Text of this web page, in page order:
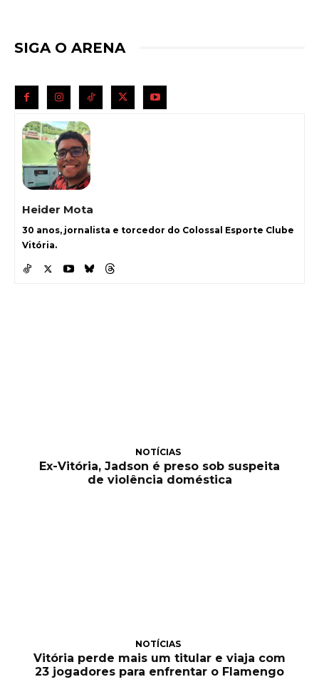
SIGA O ARENA
Heider Mota
30 anos, jornalista e torcedor do Colossal Esporte Clube
Vitória.
NOTÍCIAS
Ex-Vitória, Jadson é preso sob suspeita
de violência doméstica
NOTÍCIAS
Vitória perde mais um titular e viaja com
23 jogadores para enfrentar o Flamengo